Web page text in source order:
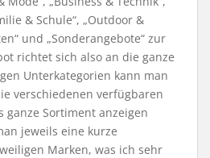
& Schule“, „Outdoor &
und „Sonderangebote“ zur
richtet sich also an die ganze
Unterkategorien kann man
verschiedenen verfügbaren
ganze Sortiment anzeigen
jeweils eine kurze
Marken, was ich sehr